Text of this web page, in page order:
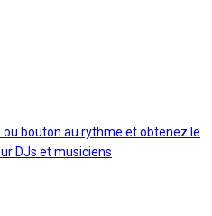
bouton au rythme et obtenez le
DJs et musiciens